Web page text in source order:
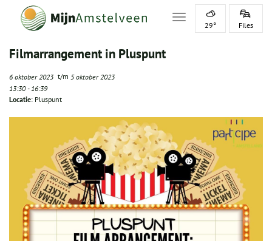
Toggle navigation
29° Files
Filmarrangement in Pluspunt
6 oktober 2023 t/m 5 oktober 2023
13:30-16:39
Locatie: Pluspunt